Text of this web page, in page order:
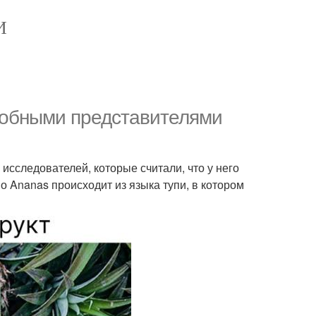
представителями
которые считали, что у него
происходит из языка тупи, в котором